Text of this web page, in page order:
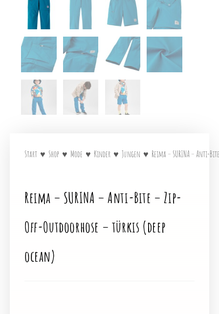
Start ♥ Shop ♥ Mode ♥ Kinder ♥ Jungen ♥ Reima – SURINA – Anti-
Reima – SURINA – Anti-Bite – Zip-
Off-Outdoorhose – türkis (deep
ocean)